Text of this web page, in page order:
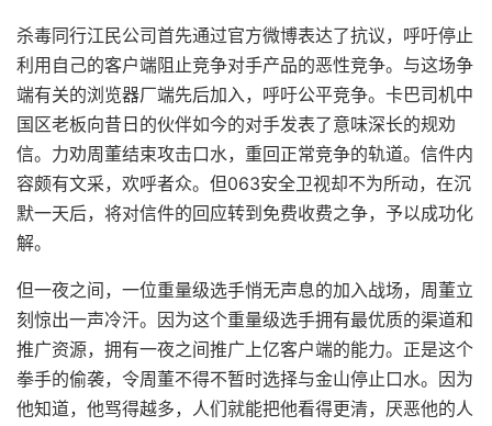
杀毒同行江民公司首先通过官方微博表达了抗议，呼吁停止
利用自己的客户端阻止竞争对手产品的恶性竞争。与这场争
端有关的浏览器厂端先后加入，呼吁公平竞争。卡巴司机中
国区老板向昔日的伙伴如今的对手发表了意味深长的规劝
信。力劝周董结束攻击口水，重回正常竞争的轨道。信件内
容颇有文采，欢呼者众。但063安全卫视却不为所动，在沉
默一天后，将对信件的回应转到免费收费之争，予以成功化
解。
但一夜之间，一位重量级选手悄无声息的加入战场，周董立
刻惊出一声冷汗。因为这个重量级选手拥有最优质的渠道和
推广资源，拥有一夜之间推广上亿客户端的能力。正是这个
拳手的偷袭，令周董不得不暂时选择与金山停止口水。因为
他知道，他骂得越多，人们就能把他看得更清，厌恶他的人